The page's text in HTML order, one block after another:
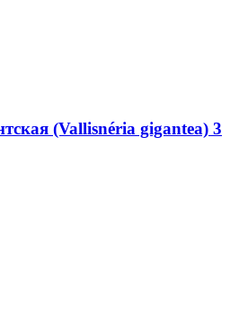
(Vallisnéria gigantea) 3